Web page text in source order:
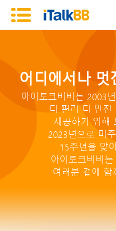
어디에서나
아이토크비비는 2003
더 편리 더 안
제공하기 위해
2023년으로 미
15주년을 맞
아이토크비비
여러분 곁에 함